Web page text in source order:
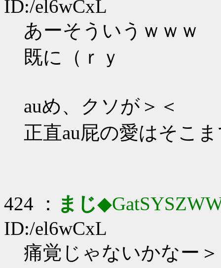
ID:/el6wCxL
あーそういうｗｗｗ
既に（ｒｙ
auめ、クソが＞＜
正直au屁の愛はそこ
424 ： まじ
ID:/el6wCxL
痛覚じゃないかなー